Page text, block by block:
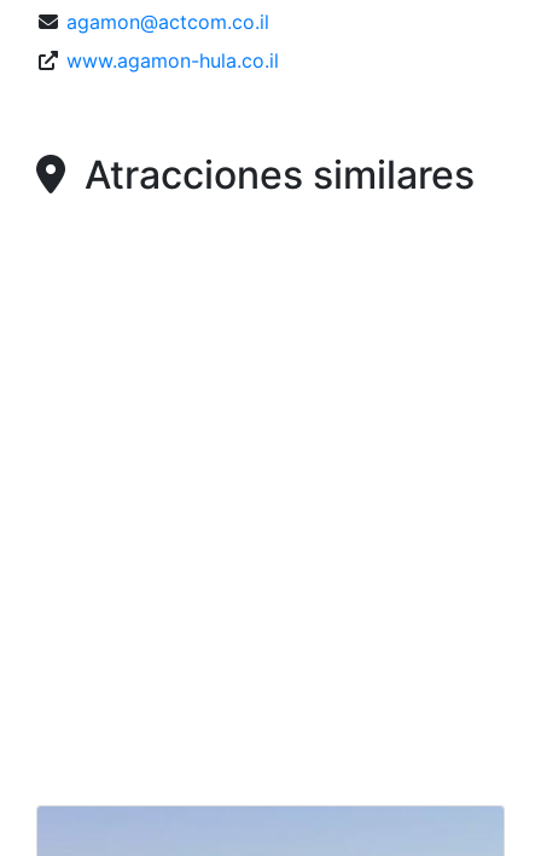
agamon@actcom.co.il
www.agamon-hula.co.il
Atracciones similares